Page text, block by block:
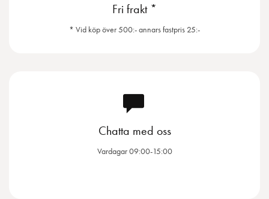
Fri frakt *
* Vid köp över 500:- annars fastpris 25:-
Chatta med oss
Vardagar 09:00-15:00